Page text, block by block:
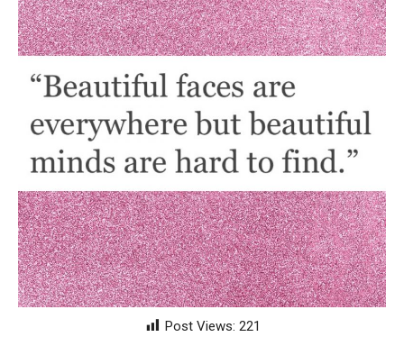
Post Views: 221